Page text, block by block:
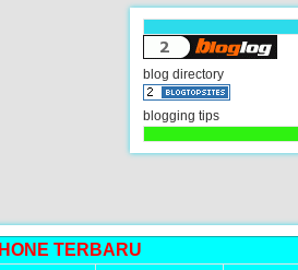
blog directory
blogging tips
TERBARU